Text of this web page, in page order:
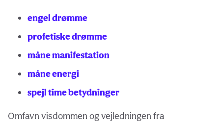
engel drømme
profetiske drømme
måne manifestation
måne energi
spejl time betydninger
Omfavn visdommen og vejledningen fra